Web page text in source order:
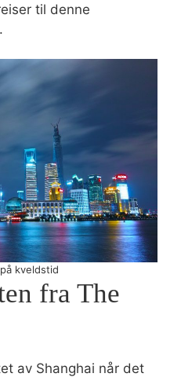
til denne
kveldstid
fra The
av Shanghai når det